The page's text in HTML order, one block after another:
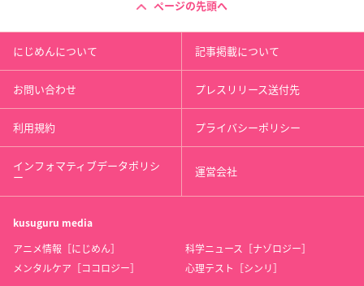
ページの先頭へ
にじめんについて 記事掲載について
お問い合わせ プレスリリース送付先
利用規約 プライバシーポリシー
インフォマティブデータポリシ
ー 運営会社
kusuguru media
アニメ情報［にじめん］
科学ニュース［ナゾロジー］
メンタルケア［ココロジー］
心理テスト［シンリ］